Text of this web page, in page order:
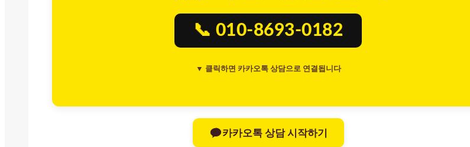
📞 010-8693-0182
▼ 클릭하면 카카오톡 상담으로 연결됩니다
카카오톡 상담 시작하기